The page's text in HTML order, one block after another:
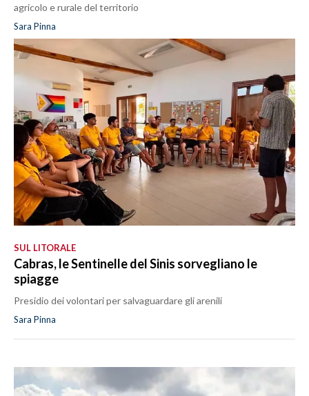
agricolo e rurale del territorio
Sara Pinna
SUL LITORALE
Cabras, le Sentinelle del Sinis sorvegliano le
spiagge
Presidio dei volontari per salvaguardare gli arenili
Sara Pinna